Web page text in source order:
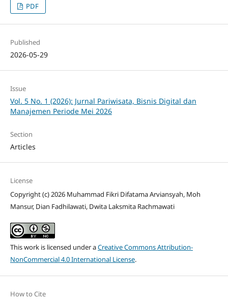
PDF
Published
2026-05-29
Issue
Vol. 5 No. 1 (2026): Jurnal Pariwisata, Bisnis Digital dan
Manajemen Periode Mei 2026
Section
Articles
License
Copyright (c) 2026 Muhammad Fikri Difatama Arviansyah, Moh
Mansur, Dian Fadhilawati, Dwita Laksmita Rachmawati
This work is licensed under aCreative Commons Attribution-
NonCommercial 4.0 International License.
How to Cite